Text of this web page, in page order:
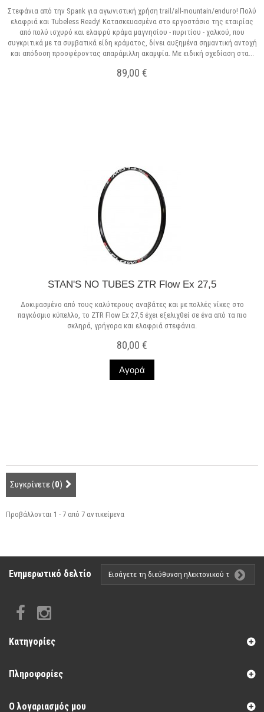
Στεφάνια από την Spank για αγωνιστική χρήση trail/all-mountain/enduro! Πολύ
ελαφριά και Tubeless Ready! Κατασκευασμένα στo εργοστάσιο της εταιρίας
από πολύ ισχυρό και ελαφρύ κράμα μαγνησίου - πυριτίου - χαλκού, που
συγκριτικά με τα συμβατικά είδη κράματος, δίνει αυξημένα σημαντική αντοχή
και απόδοση προσφέροντας απαράμιλλη ακαμψία. Με ειδική σχεδίαση στα...
89,00 €
STAN'S NO TUBES ZTR Flow Ex 27,5
Δοκιμασμένο από τους καλύτερους αναβάτες και με πολλές νίκες στο
παγκόσμιο κύπελλο, το ZTR Flow Ex 27,5 έχει εξελιχθεί σε ένα από τα πιο
σκληρά, γρήγορα και ελαφριά στεφάνια.
80,00 €
Αγορά
Συγκρίνετε (0)
Προβάλλονται 1 - 7 από 7 αντικείμενα
Ενημερωτικό δελτίο
Κατηγορίες
Πληροφορίες
Ο λογαριασμός μου